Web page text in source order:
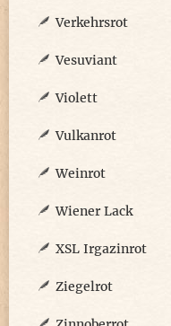
Verkehrsrot
Vesuviant
Violett
Vulkanrot
Weinrot
Wiener Lack
XSL Irgazinrot
Ziegelrot